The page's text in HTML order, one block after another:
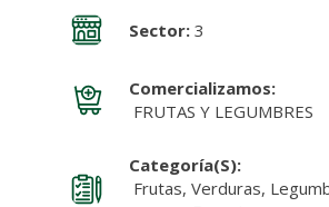
Sector:3
Comercializamos:
FRUTAS Y LEGUMBRES
Categoría(s):
Frutas, Verduras,